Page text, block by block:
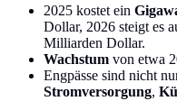
2025 kostet ein
Dollar, 2026 steigt es
Milliarden Dollar.
Wachstum von etwa
Engpässe sind nicht
Stromversorgung,